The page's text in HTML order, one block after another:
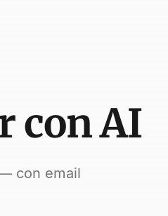
con AI
con email